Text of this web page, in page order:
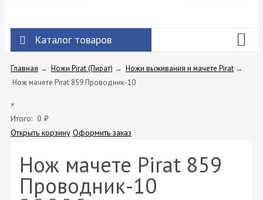
Каталог товаров
Главная → Ножи Pirat (Пират) → Ножи выживания и мачете Pirat →
Нож мачете Pirat 859 Проводник-10
×
Итого: 0 ₽
Открыть корзину Оформить заказ
Нож мачете Pirat 859
Проводник-10